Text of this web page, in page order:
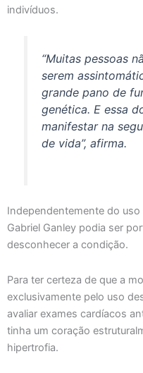
indivíduos.
“Muitas pessoas
serem
grande pano de
genética. E essa
manifestar na
de vida”, afirma.
Independentemente do
Gabriel Ganley podia ser
desconhecer a condição.
Para ter certeza de que a
exclusivamente pelo uso
avaliar exames cardíacos
tinha um coração
hipertrofia.